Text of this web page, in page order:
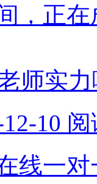
，正
师实
10 阅
线一